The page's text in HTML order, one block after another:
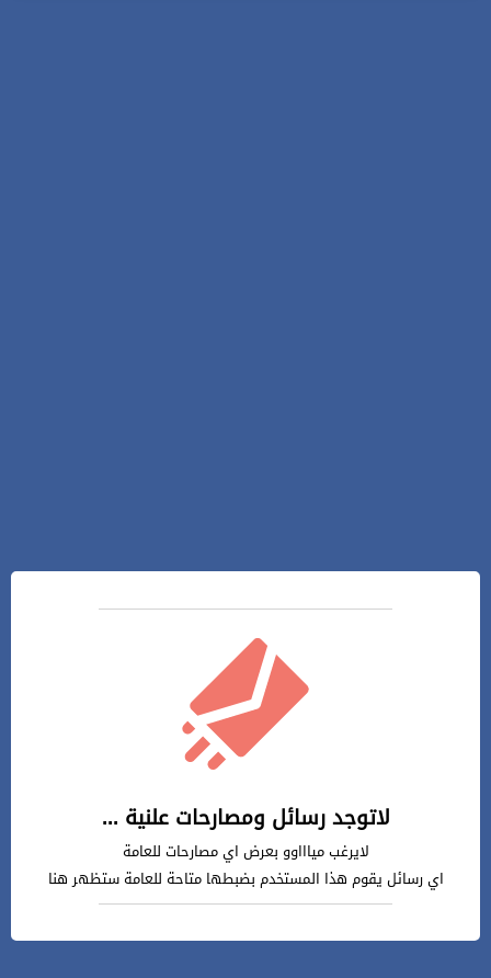
لاتوجد رسائل ومصارحات علنية ...
لايرغب مياااوو بعرض اي مصارحات للعامة
اي رسائل يقوم هذا المستخدم بضبطها متاحة للعامة ستظهر هنا